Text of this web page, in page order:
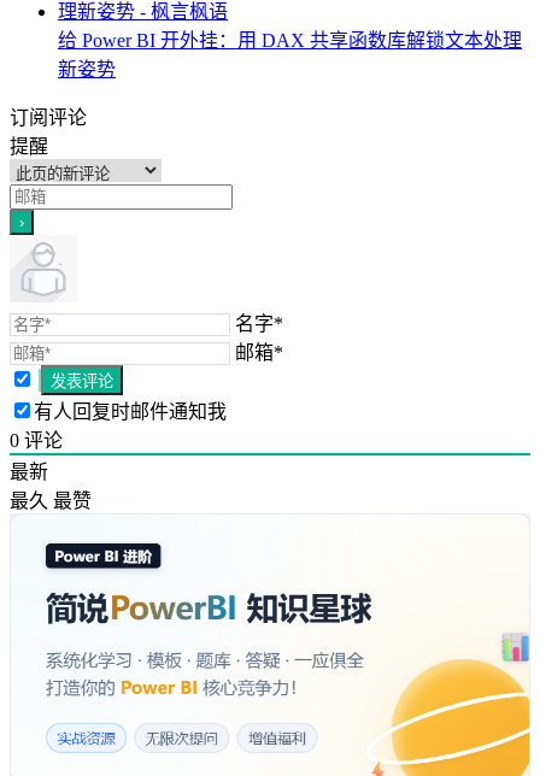
给 Power BI 开外挂：用 DAX 共享函数库解锁文本处理
新姿势
订阅评论
提醒
名字*
邮箱*
有人回复时邮件通知我
0 评论
最新
最久 最赞